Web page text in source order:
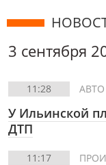
3 сентября
11:28 АВТО
У Ильинской
ДТП
11:17